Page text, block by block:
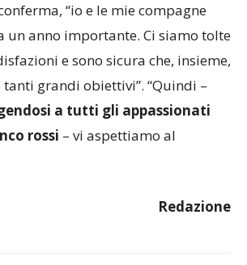
“io e le mie compagne
un anno importante. Ci siamo tolte
e sono sicura che, insieme,
grandi obiettivi”. “Quindi –
a tutti gli appassionati
rossi – vi aspettiamo al
Redazione